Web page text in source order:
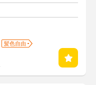
髪色自由